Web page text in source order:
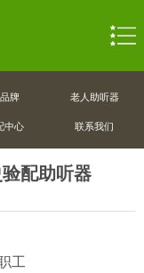
牌 老人助听器
中心 联系我们
配助听器
工